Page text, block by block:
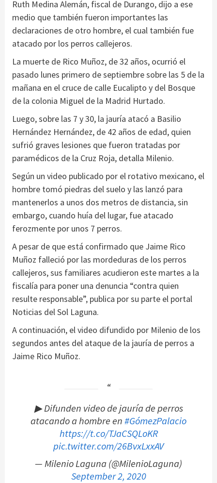
Ruth Medina Alemán, fiscal de Durango, dijo a ese
medio que también fueron importantes las
declaraciones de otro hombre, el cual también fue
atacado por los perros callejeros.
La muerte de Rico Muñoz, de 32 años, ocurrió el
pasado lunes primero de septiembre sobre las 5 de la
mañana en el cruce de calle Eucalipto y del Bosque
de la colonia Miguel de la Madrid Hurtado.
Luego, sobre las 7 y 30, la jauría atacó a Basilio
Hernández Hernández, de 42 años de edad, quien
sufrió graves lesiones que fueron tratadas por
paramédicos de la Cruz Roja, detalla Milenio.
Según un video publicado por el rotativo mexicano, el
hombre tomó piedras del suelo y las lanzó para
mantenerlos a unos dos metros de distancia, sin
embargo, cuando huía del lugar, fue atacado
ferozmente por unos 7 perros.
A pesar de que está confirmado que Jaime Rico
Muñoz falleció por las mordeduras de los perros
callejeros, sus familiares acudieron este martes a la
fiscalía para poner una denuncia “contra quien
resulte responsable”, publica por su parte el portal
Noticias del Sol Laguna.
A continuación, el video difundido por Milenio de los
segundos antes del ataque de la jauría de perros a
Jaime Rico Muñoz.
▶ Difunden video de jauría de perros
atacando a hombre en#GómezPalacio
https://t.co/TJaCSQLoKR
pic.twitter.com/26BvxLxxAV
— Milenio Laguna (@MilenioLaguna)
September 2, 2020